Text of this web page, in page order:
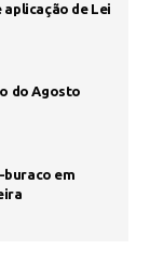
aplicação de Lei
do Agosto
em